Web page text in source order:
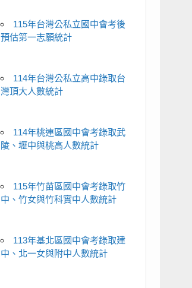
115年台灣公私立國中會考後
預估第一志願統計
114年台灣公私立高中錄取台
灣頂大人數統計
114年桃連區國中會考錄取武
陵、壢中與桃高人數統計
115年竹苗區國中會考錄取竹
中、竹女與竹科實中人數統計
113年基北區國中會考錄取建
中、北一女與附中人數統計